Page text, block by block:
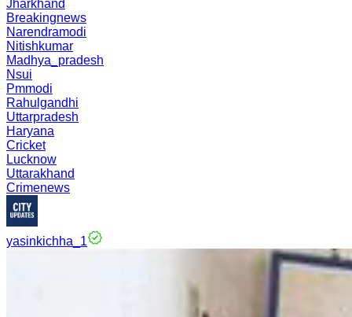
Jharkhand
Breakingnews
Narendramodi
Nitishkumar
Madhya_pradesh
Nsui
Pmmodi
Rahulgandhi
Uttarpradesh
Haryana
Cricket
Lucknow
Uttarakhand
Crimenews
yasinkichha_1